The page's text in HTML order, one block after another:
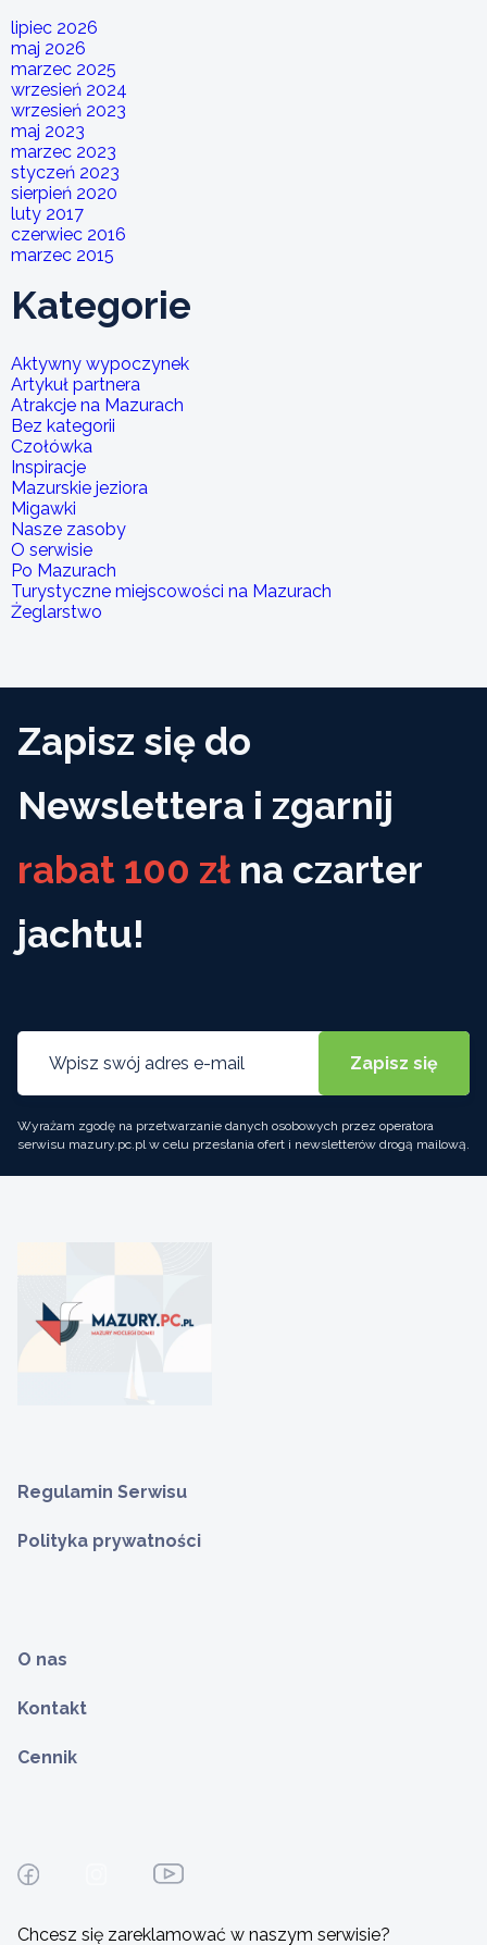
lipiec 2026
maj 2026
marzec 2025
wrzesień 2024
wrzesień 2023
maj 2023
marzec 2023
styczeń 2023
sierpień 2020
luty 2017
czerwiec 2016
marzec 2015
Kategorie
Aktywny wypoczynek
Artykuł partnera
Atrakcje na Mazurach
Bez kategorii
Czołówka
Inspiracje
Mazurskie jeziora
Migawki
Nasze zasoby
O serwisie
Po Mazurach
Turystyczne miejscowości na Mazurach
Żeglarstwo
Zapisz się do
Newslettera i zgarnij
rabat 100 zł na czarter
jachtu!
Wyrażam zgodę na przetwarzanie danych osobowych przez operatora
serwisu mazury.pc.pl w celu przesłania ofert i newsletterów drogą mailową.
Regulamin Serwisu
Polityka prywatności
O nas
Kontakt
Cennik
Chcesz się zareklamować w naszym serwisie?